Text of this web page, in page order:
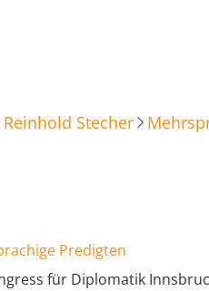
Stecher
Predigten
für Diplomatik